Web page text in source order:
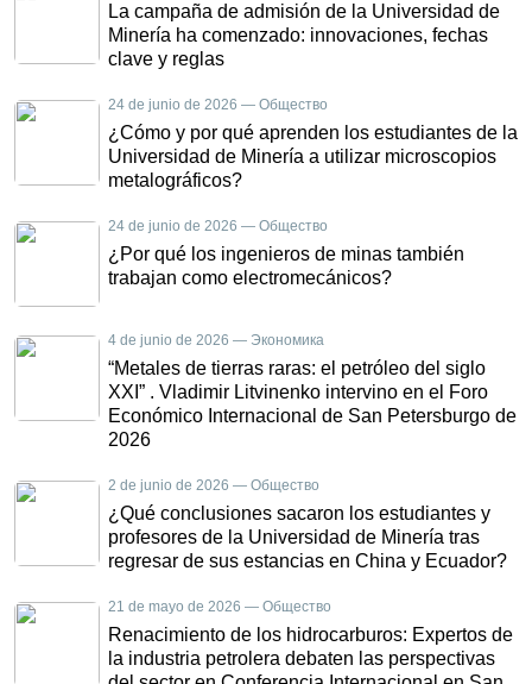
La campaña de admisión de la Universidad de
Minería ha comenzado: innovaciones, fechas
clave y reglas
24 de junio de 2026 — Общество
¿Cómo y por qué aprenden los estudiantes de la
Universidad de Minería a utilizar microscopios
metalográficos?
24 de junio de 2026 — Общество
¿Por qué los ingenieros de minas también
trabajan como electromecánicos?
4 de junio de 2026 — Экономика
“Metales de tierras raras: el petróleo del siglo
XXI” . Vladimir Litvinenko intervino en el Foro
Económico Internacional de San Petersburgo de
2026
2 de junio de 2026 — Общество
¿Qué conclusiones sacaron los estudiantes y
profesores de la Universidad de Minería tras
regresar de sus estancias en China y Ecuador?
21 de mayo de 2026 — Общество
Renacimiento de los hidrocarburos: Expertos de
la industria petrolera debaten las perspectivas